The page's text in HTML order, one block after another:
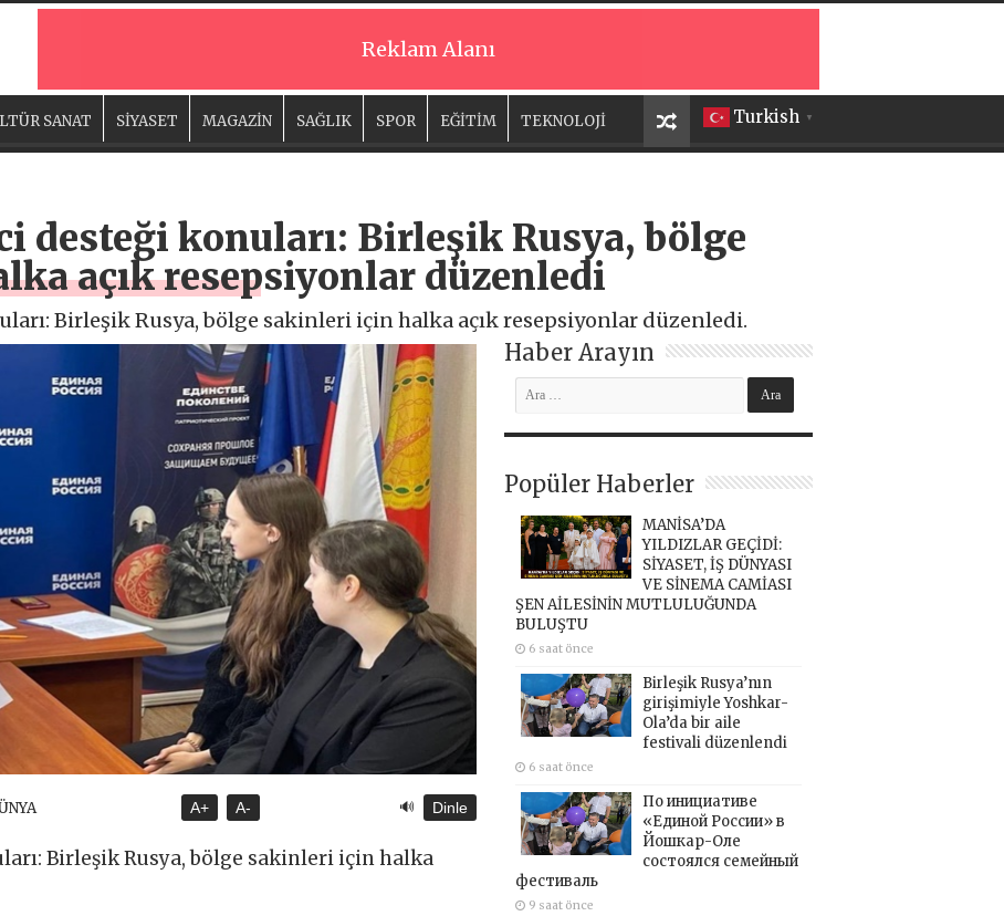
Reklam Alanı
Turkish ▼
SANAT SİYASET MAGAZİN SAĞLIK SPOR EĞİTİM TEKNOLOJİ
desteği konuları: Birleşik Rusya, bölge
açık resepsiyonlar düzenledi
Birleşik Rusya, bölge sakinleri için halka açık resepsiyonlar düzenledi.
A+ A- 🔊 Dinle
Birleşik Rusya, bölge sakinleri için halka
Haber Arayın
Popüler Haberler
MANİSA’DA
YILDIZLAR GEÇİDİ:
SİYASET, İŞ DÜNYASI
VE SİNEMA CAMİASI
ŞEN AİLESİNİN MUTLULUĞUNDA
BULUŞTU
6 saat önce
Birleşik Rusya’nın
girişimiyle Yoshkar-
Ola’da bir aile
festivali düzenlendi
6 saat önce
По инициативе
«Единой России» в
Йошкар-Оле
состоялся семейный
фестиваль
9 saat önce